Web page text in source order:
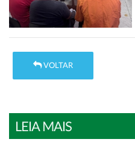
VOLTAR
LEIA MAIS